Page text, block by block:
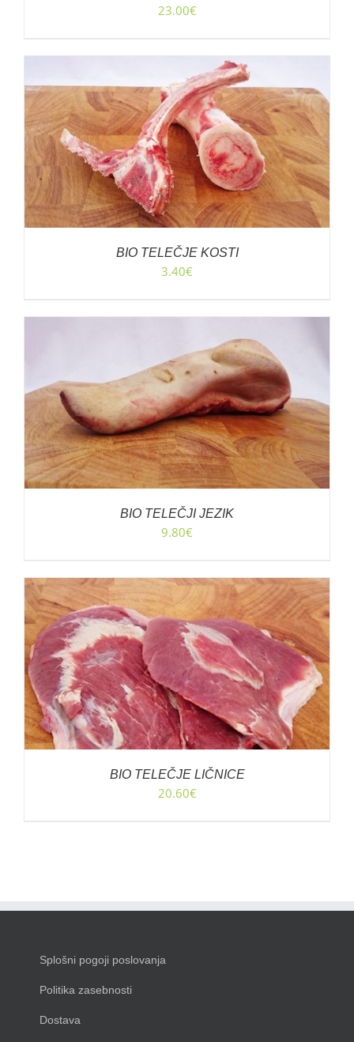
23.00€
BIO TELEČJE KOSTI
3.40€
BIO TELEČJI JEZIK
9.80€
BIO TELEČJE LIČNICE
20.60€
Splošni pogoji poslovanja
Politika zasebnosti
Dostava